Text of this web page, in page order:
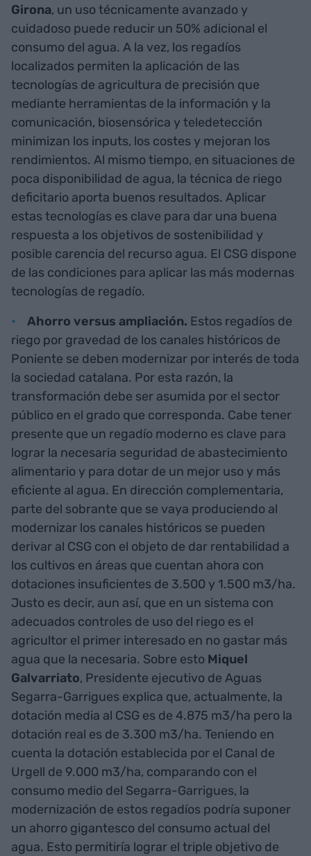
Girona, un uso técnicamente avanzado y
cuidadoso puede reducir un 50% adicional el
consumo del agua. A la vez, los regadíos
localizados permiten la aplicación de las
tecnologías de agricultura de precisión que
mediante herramientas de la información y la
comunicación, biosensórica y teledetección
minimizan los inputs, los costes y mejoran los
rendimientos. Al mismo tiempo, en situaciones de
poca disponibilidad de agua, la técnica de riego
deficitario aporta buenos resultados. Aplicar
estas tecnologías es clave para dar una buena
respuesta a los objetivos de sostenibilidad y
posible carencia del recurso agua. El CSG dispone
de las condiciones para aplicar las más modernas
tecnologías de regadío.
Ahorro versus ampliación. Estos regadíos de
riego por gravedad de los canales históricos de
Poniente se deben modernizar por interés de toda
la sociedad catalana. Por esta razón, la
transformación debe ser asumida por el sector
público en el grado que corresponda. Cabe tener
presente que un regadío moderno es clave para
lograr la necesaria seguridad de abastecimiento
alimentario y para dotar de un mejor uso y más
eficiente al agua. En dirección complementaria,
parte del sobrante que se vaya produciendo al
modernizar los canales históricos se pueden
derivar al CSG con el objeto de dar rentabilidad a
los cultivos en áreas que cuentan ahora con
dotaciones insuficientes de 3.500 y 1.500 m3/ha.
Justo es decir, aun así, que en un sistema con
adecuados controles de uso del riego es el
agricultor el primer interesado en no gastar más
agua que la necesaria. Sobre esto Miquel
Galvarriato, Presidente ejecutivo de Aguas
Segarra-Garrigues explica que, actualmente, la
dotación media al CSG es de 4.875 m3/ha pero la
dotación real es de 3.300 m3/ha. Teniendo en
cuenta la dotación establecida por el Canal de
Urgell de 9.000 m3/ha, comparando con el
consumo medio del Segarra-Garrigues, la
modernización de estos regadíos podría suponer
un ahorro gigantesco del consumo actual del
agua. Esto permitiría lograr el triple objetivo de